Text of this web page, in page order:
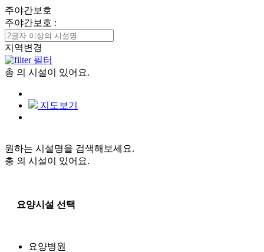
주야간보호
주야간보호 :
지역변경
필터
총 의 시설이 있어요.
지도보기
원하는 시설명을 검색해보세요.
총 의 시설이 있어요.
요양시설 선택
요양병원